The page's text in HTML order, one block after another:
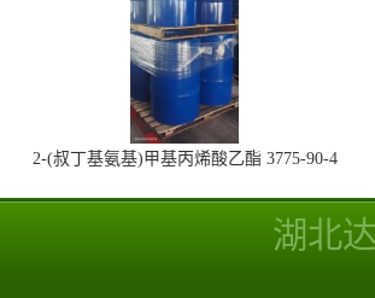
2-(叔丁基氨基)甲基丙烯酸乙酯 3775-90-4
湖北